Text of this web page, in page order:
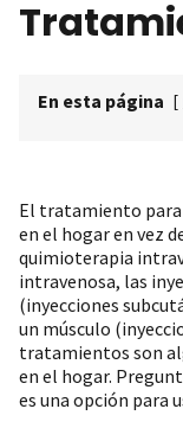
En esta página [
El tratamiento para
en el hogar en vez
quimioterapia
intravenosa, las
(inyecciones
un músculo
tratamientos son
en el hogar.
es una opción para